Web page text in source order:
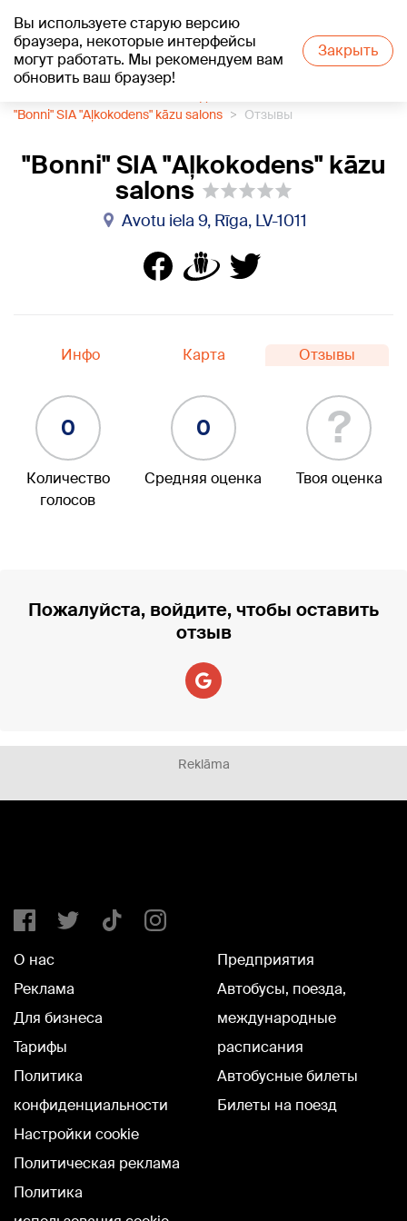
Вы используете старую версию
браузера, некоторые интерфейсы
могут работать. Мы рекомендуем вам
обновить ваш браузер!
Закрыть
+21°C
"Bonni" SIA "Aļkokodens" kāzu salons
Отзывы
"Bonni" SIA "Aļkokodens" kāzu
salons
Avotu iela 9, Rīga, LV-1011
Инфо Карта Отзывы
0
Количество
голосов
0
Средняя оценка
?
Твоя оценка
Пожалуйста, войдите, чтобы оставить
отзыв
Reklāma
О нас
Реклама
Для бизнеса
Тарифы
Политика
конфиденциальности
Настройки cookie
Политическая реклама
Политика
Предприятия
Автобусы, поезда,
международные
расписания
Автобусные билеты
Билеты на поезд